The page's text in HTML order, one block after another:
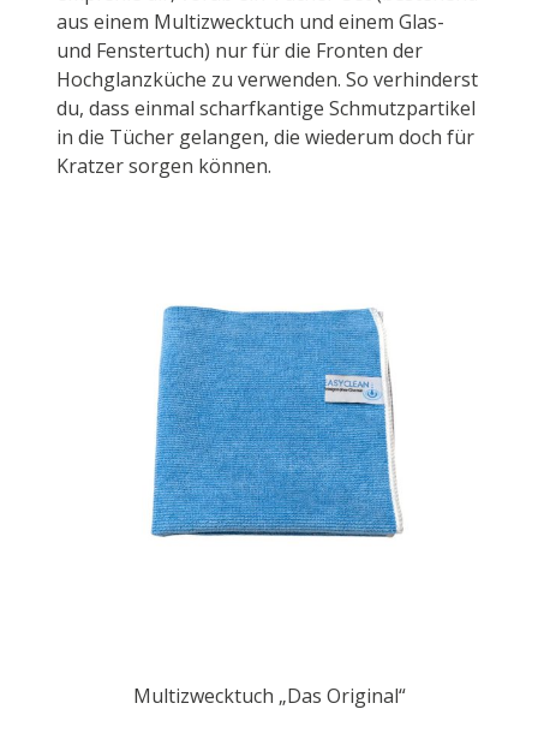
aus einem Multizwecktuch und einem Glas-
und Fenstertuch) nur für die Fronten der
Hochglanzküche zu verwenden. So verhinderst
du, dass einmal scharfkantige Schmutzpartikel
in die Tücher gelangen, die wiederum doch für
Kratzer sorgen können.
Multizwecktuch „Das Original“